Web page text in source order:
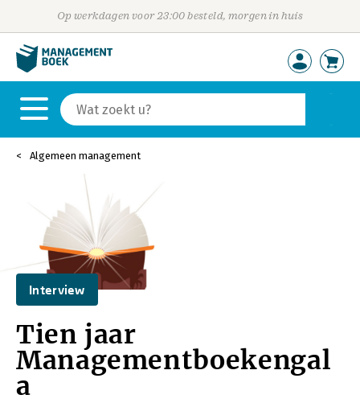
Op werkdagen voor 23:00 besteld, morgen in huis
Algemeen management
Interview
Tien jaar
Managementboekengal
a